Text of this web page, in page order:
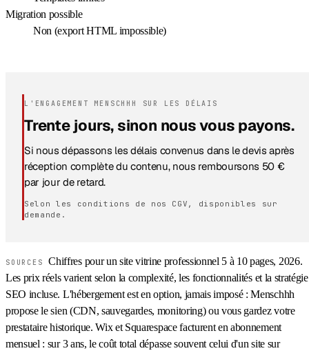
Migration possible
Non (export HTML impossible)
L'ENGAGEMENT MENSCHHH SUR LES DÉLAIS
Trente jours, sinon nous vous payons.
Si nous dépassons les délais convenus dans le devis après
réception complète du contenu, nous remboursons 50 €
par jour de retard.
Selon les conditions de nos CGV, disponibles sur
demande.
SOURCESChiffres pour un site vitrine professionnel 5 à 10 pages, 2026.
Les prix réels varient selon la complexité, les fonctionnalités et la stratégie
SEO incluse. L'hébergement est en option, jamais imposé : Menschhh
propose le sien (CDN, sauvegardes, monitoring) ou vous gardez votre
prestataire historique. Wix et Squarespace facturent en abonnement
mensuel : sur 3 ans, le coût total dépasse souvent celui d'un site sur